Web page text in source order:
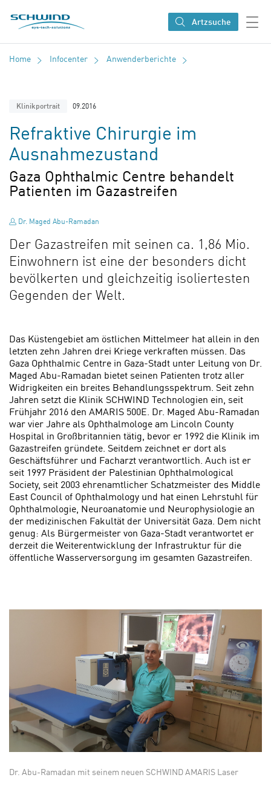
SCHWIND eye-tech solutions
Artzsuche
Home Infocenter Anwenderberichte
Klinikportrait 09.2016
Refraktive Chirurgie im
Ausnahmezustand
Gaza Ophthalmic Centre behandelt
Patienten im Gazastreifen
Dr. Maged Abu-Ramadan
Der Gazastreifen mit seinen ca. 1,86 Mio.
Einwohnern ist eine der besonders dicht
bevölkerten und gleichzeitig isoliertesten
Gegenden der Welt.
Das Küstengebiet am östlichen Mittelmeer hat allein in den
letzten zehn Jahren drei Kriege verkraften müssen. Das
Gaza Ophthalmic Centre in Gaza-Stadt unter Leitung von Dr.
Maged Abu-Ramadan bietet seinen Patienten trotz aller
Widrigkeiten ein breites Behandlungs­spektrum. Seit zehn
Jahren setzt die Klinik SCHWIND Technologien ein, seit
Frühjahr 2016 den AMARIS 500E. Dr. Maged Abu-Ramadan
war vier Jahre als Ophthalmologe am Lincoln County
Hospital in Großbritannien tä­tig, bevor er 1992 die Klinik im
Gaza­streifen gründete. Seitdem zeichnet er dort als
Geschäftsführer und Facharzt verantwortlich. Auch ist er
seit 1997 Präsident der Palestinian Ophthalmological
Society, seit 2003 ehren­amtlicher Schatzmeister des Middle
East Council of Ophthalmology und hat einen Lehrstuhl für
Ophthalmolo­gie, Neuroanatomie und Neurophysiologie an
der medizinischen Fakultät der Universität Gaza. Dem nicht
genug: Als Bürgermeister von Gaza-Stadt ver­antwortet er
derzeit die Weiterentwicklung der Infrastruktur für die
öffentliche Wasserversorgung im gesamten Gazastreifen.
Dr. Abu-Ramadan mit seinem neuen SCHWIND AMARIS Laser